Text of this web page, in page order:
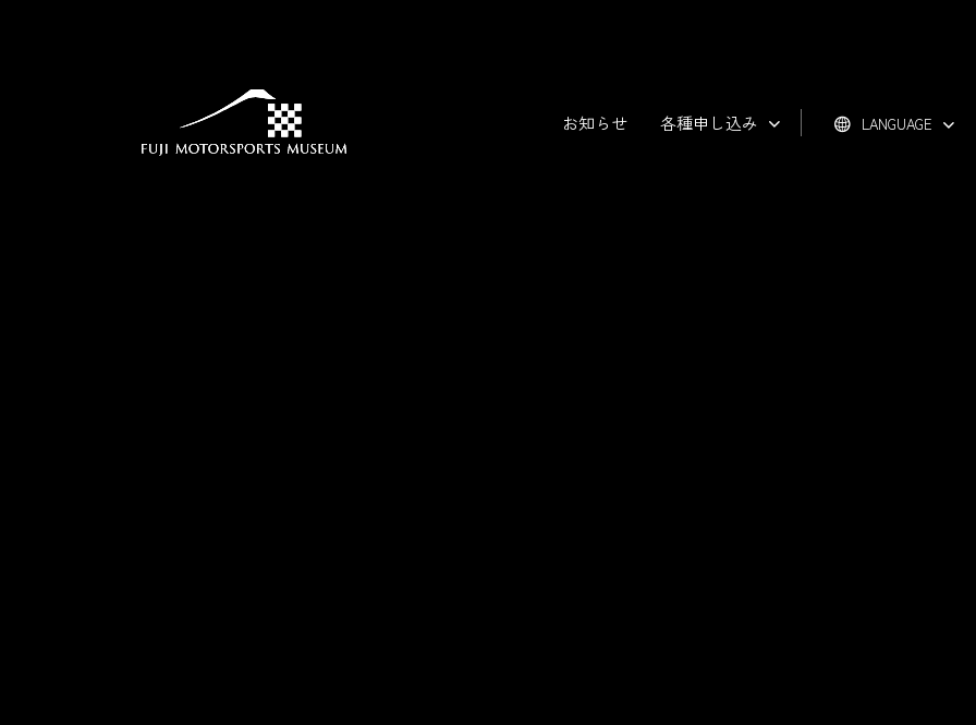
お知らせ 各種申し込み LANGUAGE